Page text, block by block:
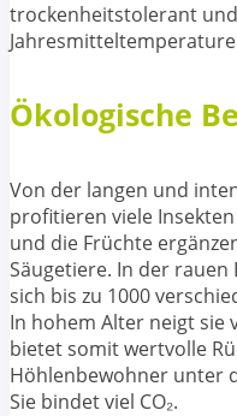
trockenheitstolerant
Ökologische
Von der langen und
profitieren viele
und die Früchte
Säugetiere. In der rauen
sich bis zu 1000
In hohem Alter neigt
bietet somit wertvolle
Höhlenbewohner unter
Sie bindet viel CO₂.